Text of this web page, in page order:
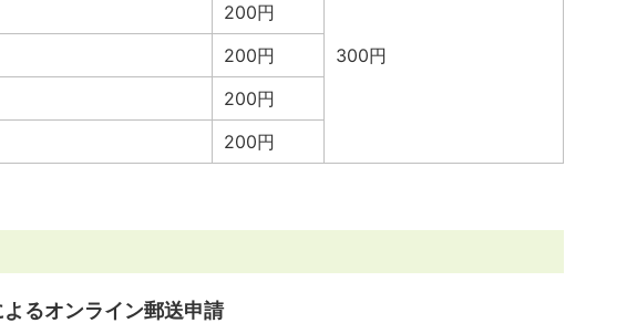
300円
200円
200円
200円
200円
るオンライン郵送申請